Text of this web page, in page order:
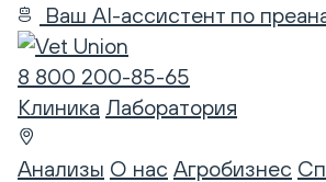
Ваш AI-ассистент по
8 800 200-85-65
Клиника Лаборатория
Анализы О нас Агробизнес